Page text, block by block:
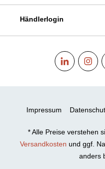
Händlerlogin
Impressum
* Alle Preise verstehen
Versandkosten und ggf.
anders